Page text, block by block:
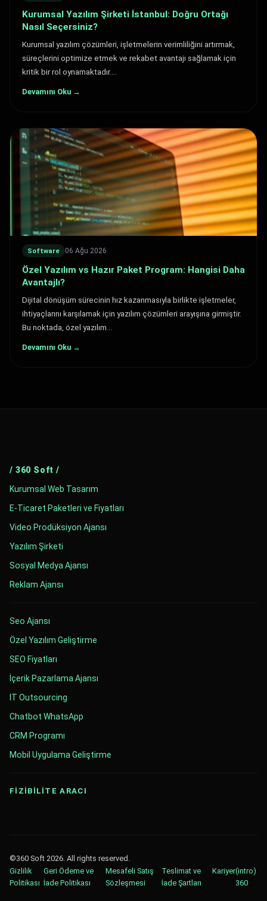
Kurumsal Yazılım Şirketi İstanbul: Doğru Ortağı
Nasıl Seçersiniz?
Kurumsal yazılım çözümleri, işletmelerin verimliliğini artırmak,
süreçlerini optimize etmek ve rekabet avantajı sağlamak için
kritik bir rol oynamaktadır.…
Devamını Oku →
Software 06 Ağu 2026
Özel Yazılım vs Hazır Paket Program: Hangisi Daha
Avantajlı?
Dijital dönüşüm sürecinin hız kazanmasıyla birlikte işletmeler,
ihtiyaçlarını karşılamak için yazılım çözümleri arayışına girmiştir.
Bu noktada, özel yazılım…
Devamını Oku →
/ 360 Soft /
Kurumsal Web Tasarım
E-Ticaret Paketleri ve Fiyatları
Video Prodüksiyon Ajansı
Yazılım Şirketi
Sosyal Medya Ajansı
Reklam Ajansı
Seo Ajansı
Özel Yazılım Geliştirme
SEO Fiyatları
İçerik Pazarlama Ajansı
IT Outsourcing
Chatbot WhatsApp
CRM Programı
Mobil Uygulama Geliştirme
FİZİBİLİTE ARACI
©360 Soft 2026. All rights reserved.
Gizlilik
Politikası
Geri Ödeme ve
İade Politikası
Mesafeli Satış
Sözleşmesi
Teslimat ve
İade Şartları
Kariyer(intro)
360